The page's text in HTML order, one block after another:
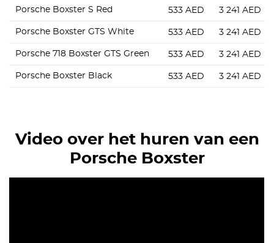
Porsche Boxster S Red 533 AED 3 241 AED
Porsche Boxster GTS White 533 AED 3 241 AED
Porsche 718 Boxster GTS Green 533 AED 3 241 AED
Porsche Boxster Black 533 AED 3 241 AED
Video over het huren van een
Porsche Boxster